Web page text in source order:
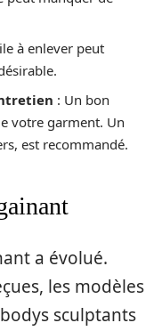
à enlever peut
: Un bon
votre garment. Un
est recommandé.
a évolué.
les modèles
sculptants